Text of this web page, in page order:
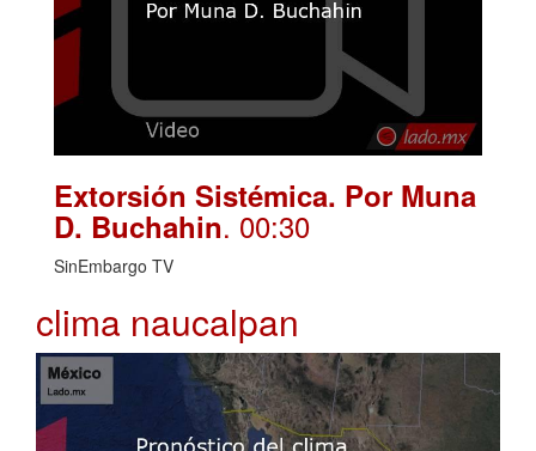
Extorsión Sistémica. Por Muna
D. Buchahin. 00:30
SinEmbargo TV
clima naucalpan